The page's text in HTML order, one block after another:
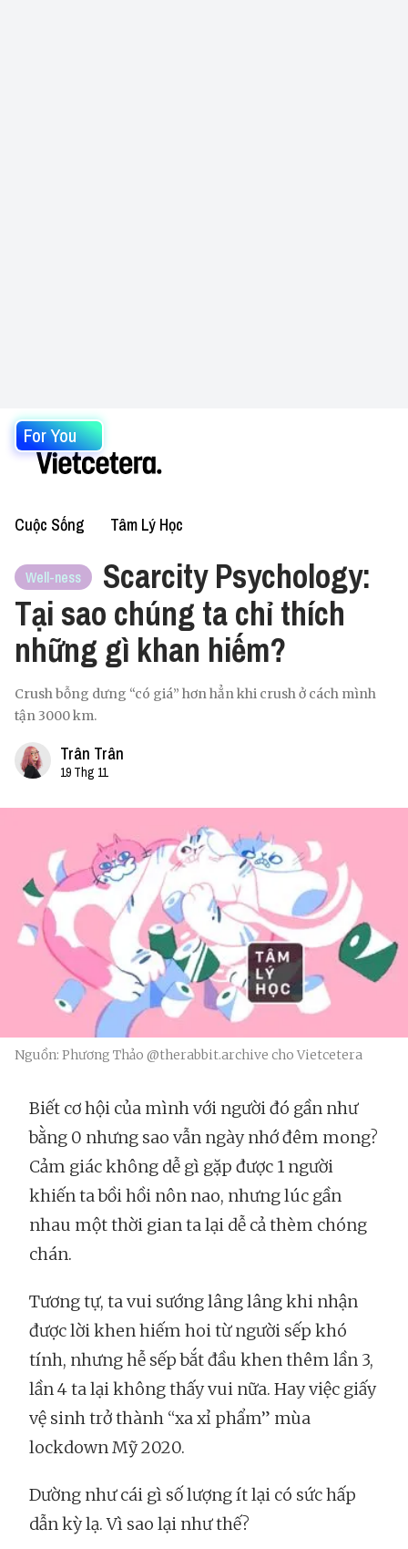
For You
Cuộc Sống Tâm Lý Học
Well-ness
Scarcity Psychology:
Tại sao chúng ta chỉ thích
những gì khan hiếm?
Crush bỗng dưng “có giá” hơn hẳn khi crush ở cách mình
tận 3000 km.
Trân Trân
19 Thg 11
Nguồn: Phương Thảo @therabbit.archive cho Vietcetera
Biết cơ hội của mình với người đó gần như
bằng 0 nhưng sao vẫn ngày nhớ đêm mong?
Cảm giác không dễ gì gặp được 1 người
khiến ta bồi hồi nôn nao, nhưng lúc gần
nhau một thời gian ta lại dễ cả thèm chóng
chán.
Tương tự, ta vui sướng lâng lâng khi nhận
được lời khen hiếm hoi từ người sếp khó
tính, nhưng hễ sếp bắt đầu khen thêm lần 3,
lần 4 ta lại không thấy vui nữa. Hay việc giấy
vệ sinh trở thành “xa xỉ phẩm” mùa
lockdown Mỹ 2020.
Dường như cái gì số lượng ít lại có sức hấp
dẫn kỳ lạ. Vì sao lại như thế?